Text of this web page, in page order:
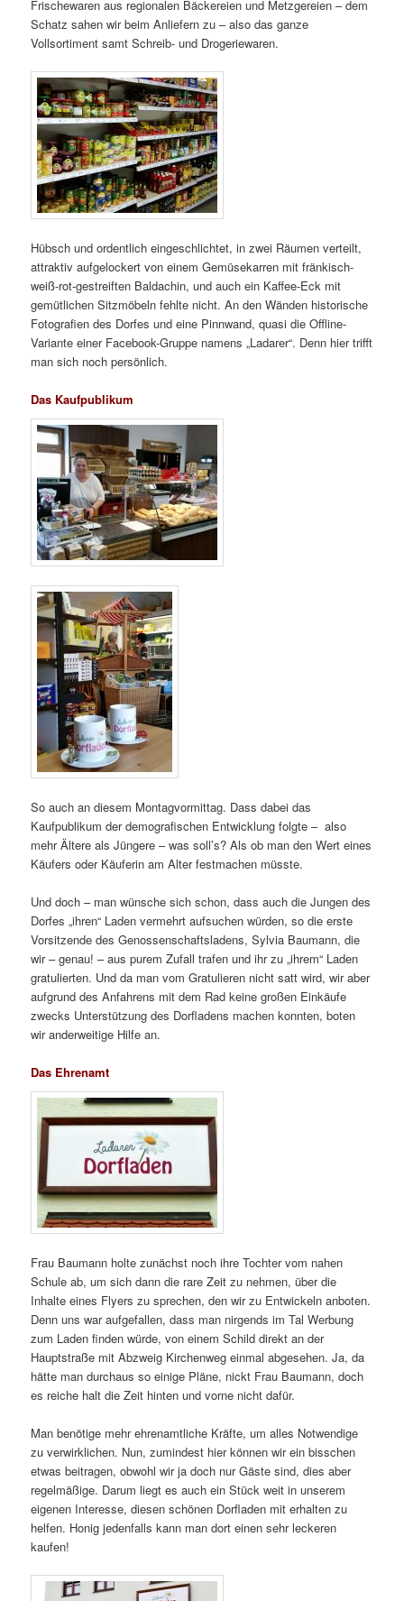
Frischewaren aus regionalen Bäckereien und Metzgereien – dem
Schatz sahen wir beim Anliefern zu – also das ganze
Vollsortiment samt Schreib- und Drogeriewaren.
Hübsch und ordentlich eingeschlichtet, in zwei Räumen verteilt,
attraktiv aufgelockert von einem Gemüsekarren mit fränkisch-
weiß-rot-gestreiften Baldachin, und auch ein Kaffee-Eck mit
gemütlichen Sitzmöbeln fehlte nicht. An den Wänden historische
Fotografien des Dorfes und eine Pinnwand, quasi die Offline-
Variante einer Facebook-Gruppe namens „Ladarer“. Denn hier trifft
man sich noch persönlich.
Das Kaufpublikum
So auch an diesem Montagvormittag. Dass dabei das
Kaufpublikum der demografischen Entwicklung folgte – also
mehr Ältere als Jüngere – was soll’s? Als ob man den Wert eines
Käufers oder Käuferin am Alter festmachen müsste.
Und doch – man wünsche sich schon, dass auch die Jungen des
Dorfes „ihren“ Laden vermehrt aufsuchen würden, so die erste
Vorsitzende des Genossenschaftsladens, Sylvia Baumann, die
wir – genau! – aus purem Zufall trafen und ihr zu „ihrem“ Laden
gratulierten. Und da man vom Gratulieren nicht satt wird, wir aber
aufgrund des Anfahrens mit dem Rad keine großen Einkäufe
zwecks Unterstützung des Dorfladens machen konnten, boten
wir anderweitige Hilfe an.
Das Ehrenamt
Frau Baumann holte zunächst noch ihre Tochter vom nahen
Schule ab, um sich dann die rare Zeit zu nehmen, über die
Inhalte eines Flyers zu sprechen, den wir zu Entwickeln anboten.
Denn uns war aufgefallen, dass man nirgends im Tal Werbung
zum Laden finden würde, von einem Schild direkt an der
Hauptstraße mit Abzweig Kirchenweg einmal abgesehen. Ja, da
hätte man durchaus so einige Pläne, nickt Frau Baumann, doch
es reiche halt die Zeit hinten und vorne nicht dafür.
Man benötige mehr ehrenamtliche Kräfte, um alles Notwendige
zu verwirklichen. Nun, zumindest hier können wir ein bisschen
etwas beitragen, obwohl wir ja doch nur Gäste sind, dies aber
regelmäßige. Darum liegt es auch ein Stück weit in unserem
eigenen Interesse, diesen schönen Dorfladen mit erhalten zu
helfen. Honig jedenfalls kann man dort einen sehr leckeren
kaufen!